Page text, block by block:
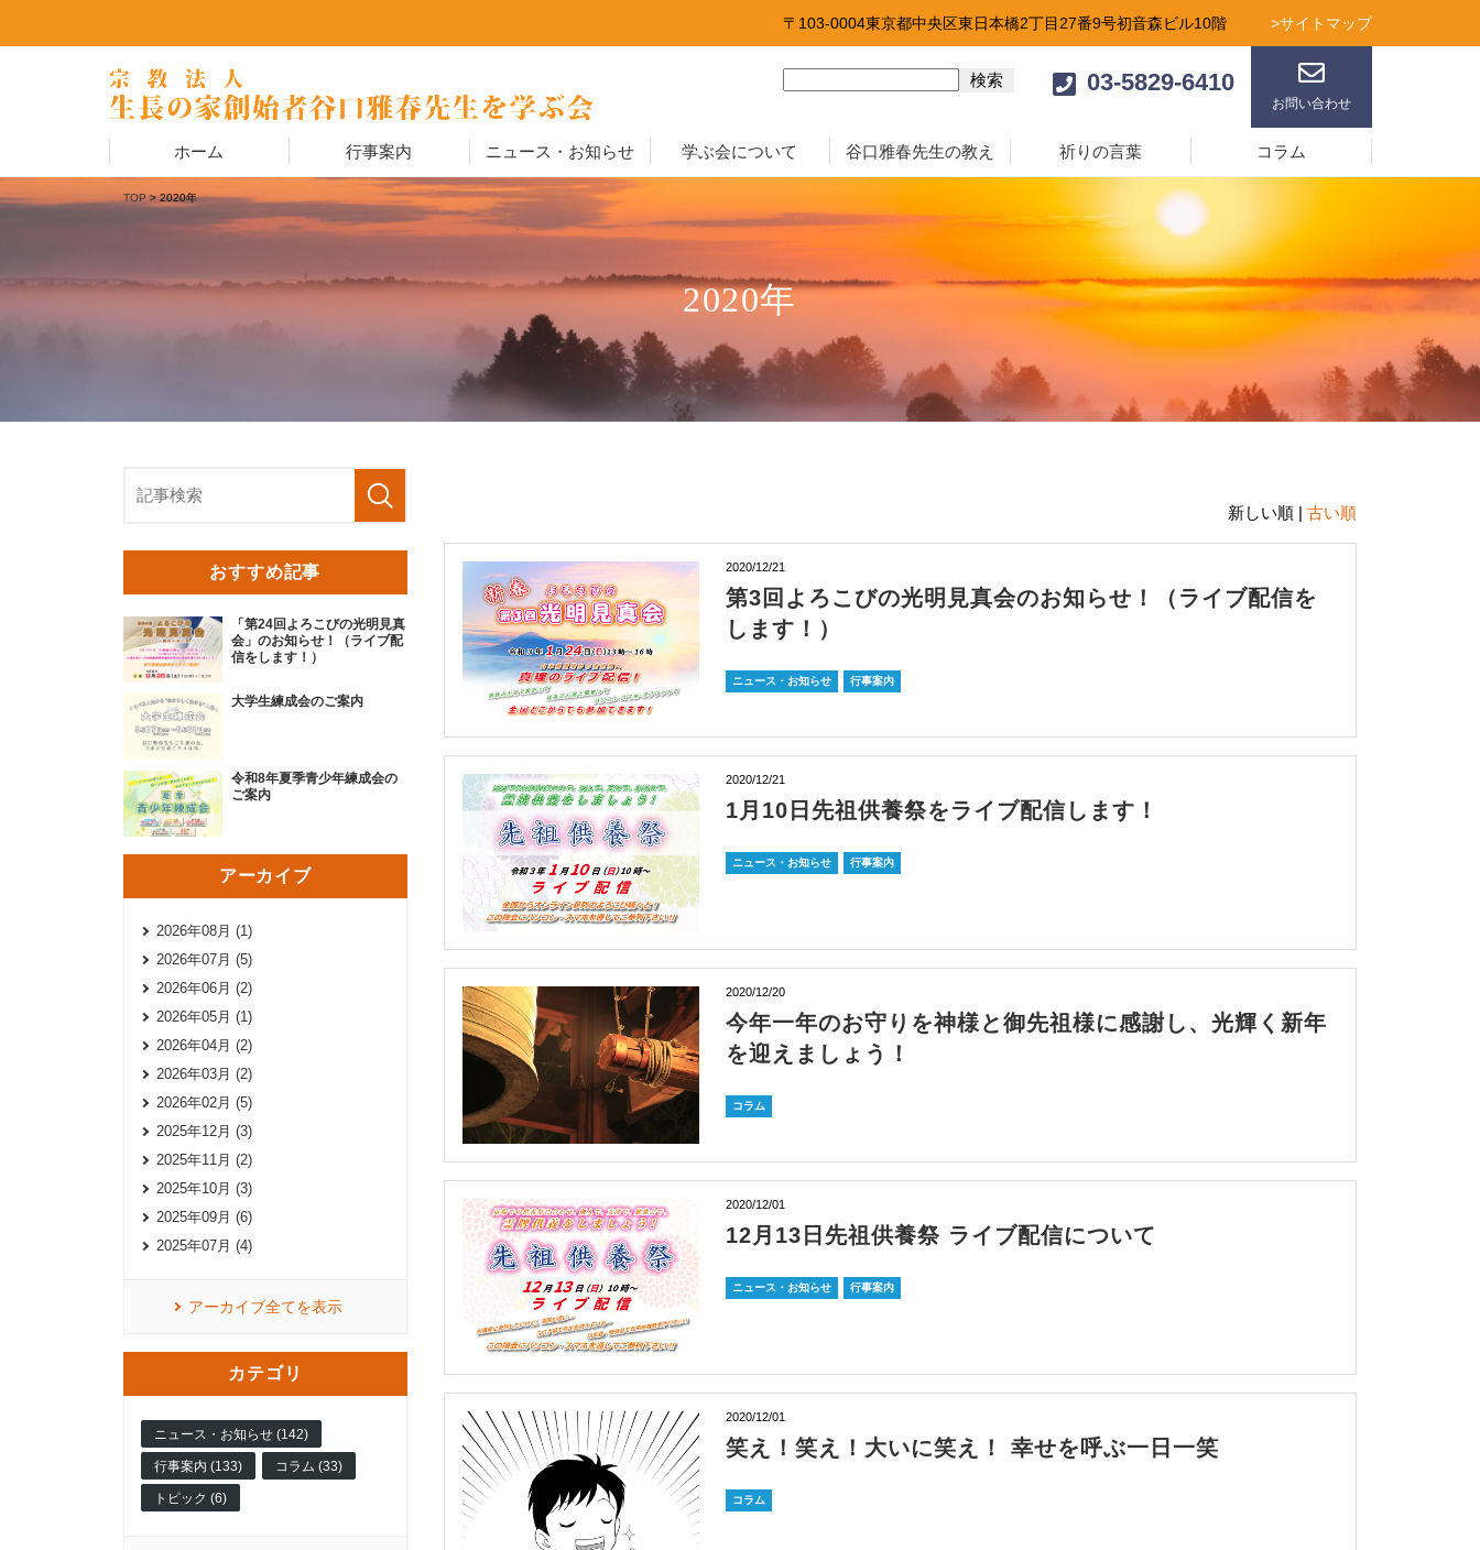
〒103-0004東京都中央区東日本橋2丁目27番9号初音森ビル10階 >サイトマップ
03-5829-6410
お問い合わせ
ホーム 行事案内 ニュース・お知らせ 学ぶ会について 谷口雅春先生の教え 祈りの言葉 コラム
TOP> 2020年
2020年
新しい順 | 古い順
2020/12/21
第3回よろこびの光明見真会のお知らせ！（ライブ配信を
します！）
ニュース・お知らせ 行事案内
2020/12/21
1月10日先祖供養祭をライブ配信します！
ニュース・お知らせ 行事案内
2020/12/20
今年一年のお守りを神様と御先祖様に感謝し、光輝く新年
を迎えましょう！
コラム
2020/12/01
12月13日先祖供養祭 ライブ配信について
ニュース・お知らせ 行事案内
2020/12/01
笑え！笑え！大いに笑え！ 幸せを呼ぶ一日一笑
コラム
おすすめ記事
「第24回よろこびの光明見真
会」のお知らせ！（ライブ配
信をします！）
大学生練成会のご案内
令和8年夏季青少年練成会の
ご案内
アーカイブ
2026年08月 (1)
2026年07月 (5)
2026年06月 (2)
2026年05月 (1)
2026年04月 (2)
2026年03月 (2)
2026年02月 (5)
2025年12月 (3)
2025年11月 (2)
2025年10月 (3)
2025年09月 (6)
2025年07月 (4)
アーカイブ全てを表示
カテゴリ
ニュース・お知らせ (142)
行事案内 (133) コラム (33)
トピック (6)